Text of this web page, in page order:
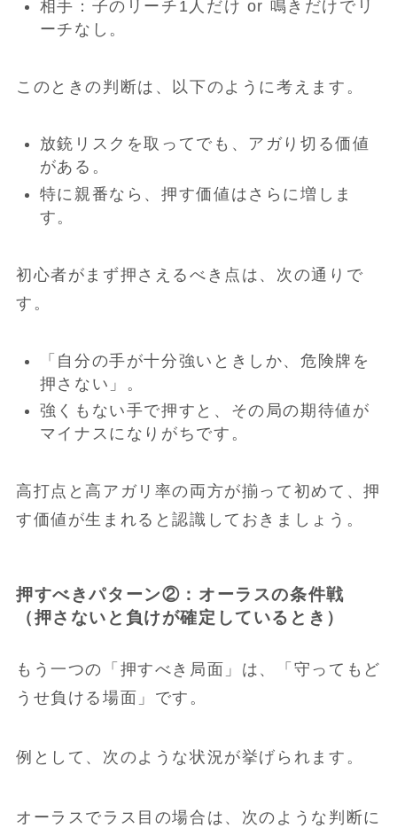
相手：子のリーチ1人だけ or 鳴きだけでリ
ーチなし。
このときの判断は、以下のように考えます。
放銃リスクを取ってでも、アガり切る価値
がある。
特に親番なら、押す価値はさらに増しま
す。
初心者がまず押さえるべき点は、次の通りで
す。
「自分の手が十分強いときしか、危険牌を
押さない」。
強くもない手で押すと、その局の期待値が
マイナスになりがちです。
高打点と高アガリ率の両方が揃って初めて、押
す価値が生まれると認識しておきましょう。
押すべきパターン②：オーラスの条件戦
（押さないと負けが確定しているとき）
もう一つの「押すべき局面」は、「守ってもど
うせ負ける場面」です。
例として、次のような状況が挙げられます。
オーラスでラス目の場合は、次のような判断に